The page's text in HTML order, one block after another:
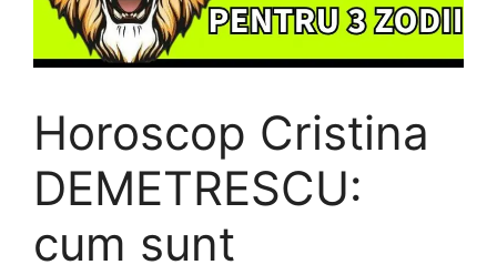
Horoscop Cristina
DEMETRESCU:
cum sunt